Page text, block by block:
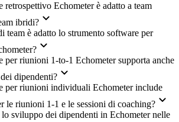
retrospettivo Echometer è adatto a team
ibridi?
team è adatto lo strumento software per
per riunioni 1-to-1 Echometer supporta anche
dipendenti?
per riunioni individuali Echometer include
le riunioni 1-1 e le sessioni di coaching?
lo sviluppo dei dipendenti in Echometer nelle